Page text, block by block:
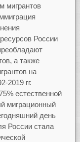
мигрантов
России
а также
на
2019 гг.
естественной
миграционный
день
России стала